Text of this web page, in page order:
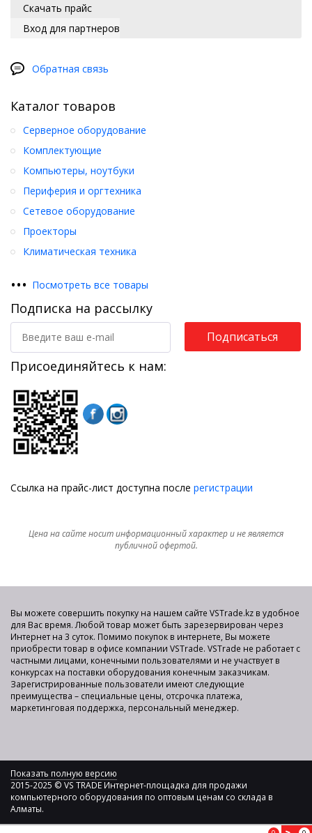
Скачать прайс
Вход для партнеров
Обратная связь
Каталог товаров
Серверное оборудование
Комплектующие
Компьютеры, ноутбуки
Периферия и оргтехника
Сетевое оборудование
Проекторы
Климатическая техника
••• Посмотреть все товары
Подписка на рассылку
Подписаться
Присоединяйтесь к нам:
Ссылка на прайс-лист доступна после регистрации
Цена на сайте носит информационный характер и не является
публичной офертой.
Вы можете совершить покупку на нашем сайте VSTrade.kz в удобное
для Вас время. Любой товар может быть зарезервирован через
Интернет на 3 суток. Помимо покупок в интернете, Вы можете
приобрести товар в офисе компании VSTrade. VSTrade не работает с
частными лицами, конечными пользователями и не участвует в
конкурсах на поставки оборудования конечным заказчикам.
Зарегистрированные пользователи имеют следующие
преимущества – специальные цены, отсрочка платежа,
маркетинговая поддержка, персональный менеджер.
Показать полную версию
2015-2025 © VS TRADE Интернет-площадка для продажи
компьютерного оборудования по оптовым ценам со склада в
Алматы.